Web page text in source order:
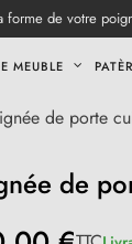
de votre
MEUBLE
de porte
de